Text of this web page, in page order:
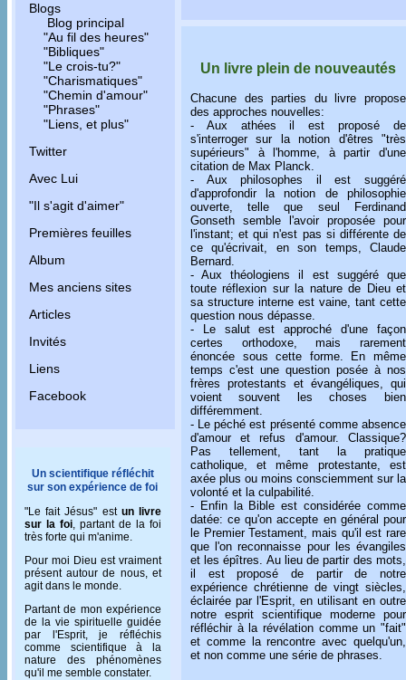
Blogs
Blog principal
"Au fil des heures"
"Bibliques"
"Le crois-tu?"
"Charismatiques"
"Chemin d'amour"
"Phrases"
"Liens, et plus"
Twitter
Avec Lui
"Il s'agit d'aimer"
Premières feuilles
Album
Mes anciens sites
Articles
Invités
Liens
Facebook
Un scientifique réfléchit
sur son expérience de foi
"Le fait Jésus" est un livre
sur la foi, partant de la foi
très forte qui m'anime.
Pour moi Dieu est vraiment
présent autour de nous, et
agit dans le monde.
Partant de mon expérience
de la vie spirituelle guidée
par l'Esprit, je réfléchis
comme scientifique à la
nature des phénomènes
qu'il me semble constater.
Un livre plein de nouveautés
Chacune des parties du livre propose
des approches nouvelles:
- Aux athées il est proposé de
s'interroger sur la notion d'êtres "très
supérieurs" à l'homme, à partir d'une
citation de Max Planck.
- Aux philosophes il est suggéré
d'approfondir la notion de philosophie
ouverte, telle que seul Ferdinand
Gonseth semble l'avoir proposée pour
l'instant; et qui n'est pas si différente de
ce qu'écrivait, en son temps, Claude
Bernard.
- Aux théologiens il est suggéré que
toute réflexion sur la nature de Dieu et
sa structure interne est vaine, tant cette
question nous dépasse.
- Le salut est approché d'une façon
certes orthodoxe, mais rarement
énoncée sous cette forme. En même
temps c'est une question posée à nos
frères protestants et évangéliques, qui
voient souvent les choses bien
différemment.
- Le péché est présenté comme absence
d'amour et refus d'amour. Classique?
Pas tellement, tant la pratique
catholique, et même protestante, est
axée plus ou moins consciemment sur la
volonté et la culpabilité.
- Enfin la Bible est considérée comme
datée: ce qu'on accepte en général pour
le Premier Testament, mais qu'il est rare
que l'on reconnaisse pour les évangiles
et les épîtres. Au lieu de partir des mots,
il est proposé de partir de notre
expérience chrétienne de vingt siècles,
éclairée par l'Esprit, en utilisant en outre
notre esprit scientifique moderne pour
réfléchir à la révélation comme un "fait"
et comme la rencontre avec quelqu'un,
et non comme une série de phrases.